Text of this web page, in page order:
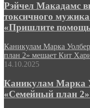
Рэйчел Макадамс
токсичного
«Пришлите
Каникулам Марка
план 2» мешает Кит
14.10.2025
Каникулам Марка
«Семейный план